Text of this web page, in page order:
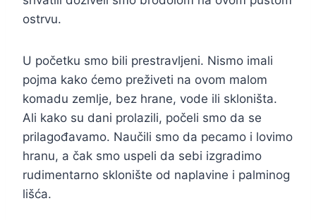
ostrvu.
U početku smo bili prestravljeni. Nismo imali
pojma kako ćemo preživeti na ovom malom
komadu zemlje, bez hrane, vode ili skloništa.
Ali kako su dani prolazili, počeli smo da se
prilagođavamo. Naučili smo da pecamo i lovimo
hranu, a čak smo uspeli da sebi izgradimo
rudimentarno sklonište od naplavine i palminog
lišća.